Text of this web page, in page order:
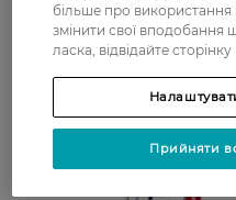
більше про використання
змінити свої вподобання
ласка, відвідайте сторінку
Прийняти